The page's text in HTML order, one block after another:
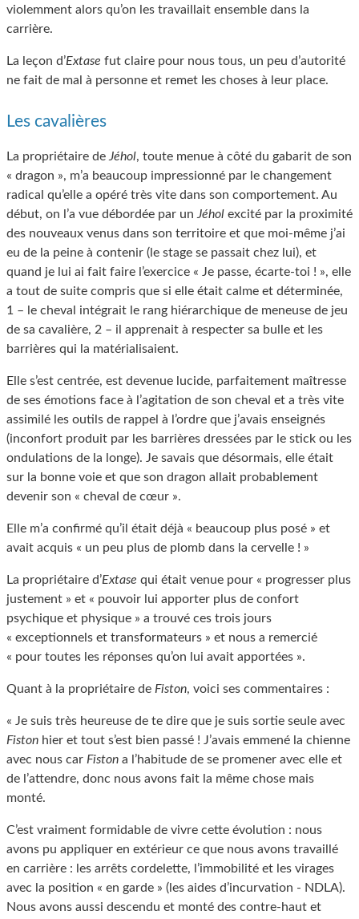
violemment alors qu’on les travaillait ensemble dans la
carrière.
La leçon d’Extase fut claire pour nous tous, un peu d’autorité
ne fait de mal à personne et remet les choses à leur place.
Les cavalières
La propriétaire de Jéhol, toute menue à côté du gabarit de son
« dragon », m’a beaucoup impressionné par le changement
radical qu’elle a opéré très vite dans son comportement. Au
début, on l’a vue débordée par un Jéhol excité par la proximité
des nouveaux venus dans son territoire et que moi-même j’ai
eu de la peine à contenir (le stage se passait chez lui), et
quand je lui ai fait faire l’exercice « Je passe, écarte-toi ! », elle
a tout de suite compris que si elle était calme et déterminée,
1 – le cheval intégrait le rang hiérarchique de meneuse de jeu
de sa cavalière, 2 – il apprenait à respecter sa bulle et les
barrières qui la matérialisaient.
Elle s’est centrée, est devenue lucide, parfaitement maîtresse
de ses émotions face à l’agitation de son cheval et a très vite
assimilé les outils de rappel à l’ordre que j’avais enseignés
(inconfort produit par les barrières dressées par le stick ou les
ondulations de la longe). Je savais que désormais, elle était
sur la bonne voie et que son dragon allait probablement
devenir son « cheval de cœur ».
Elle m’a confirmé qu’il était déjà « beaucoup plus posé » et
avait acquis « un peu plus de plomb dans la cervelle ! »
La propriétaire d’Extase qui était venue pour « progresser plus
justement » et « pouvoir lui apporter plus de confort
psychique et physique » a trouvé ces trois jours
« exceptionnels et transformateurs » et nous a remercié
« pour toutes les réponses qu’on lui avait apportées ».
Quant à la propriétaire de Fiston, voici ses commentaires :
« Je suis très heureuse de te dire que je suis sortie seule avec
Fiston hier et tout s’est bien passé ! J’avais emmené la chienne
avec nous car Fiston a l’habitude de se promener avec elle et
de l’attendre, donc nous avons fait la même chose mais
monté.
C’est vraiment formidable de vivre cette évolution : nous
avons pu appliquer en extérieur ce que nous avons travaillé
en carrière : les arrêts cordelette, l’immobilité et les virages
avec la position « en garde » (les aides d’incurvation - NDLA).
Nous avons aussi descendu et monté des contre-haut et